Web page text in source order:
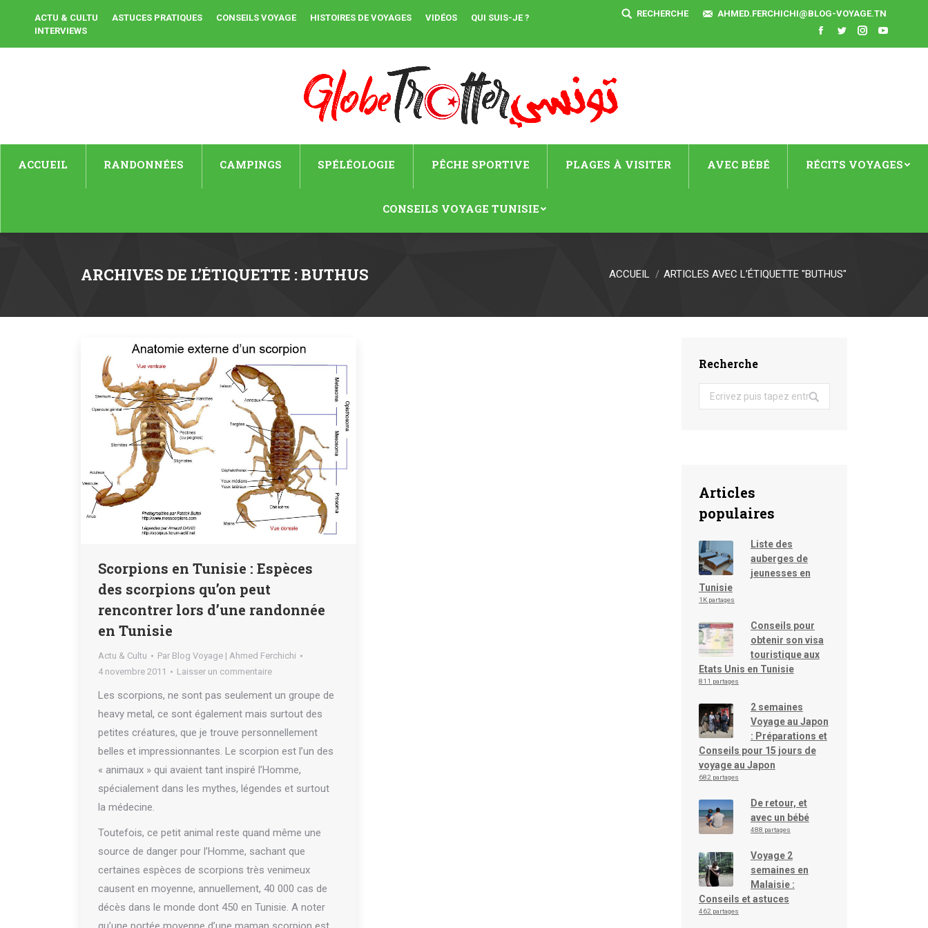
ACTU & CULTU ASTUCES PRATIQUES CONSEILS VOYAGE HISTOIRES DE VOYAGES VIDÉOS
QUI SUIS-JE ?
INTERVIEWS
SEARCH:
RECHERCHE AHMED.FERCHICHI@BLOG-VOYAGE.TN
Facebook
TwitterInstagram
ACCUEIL RANDONNÉES CAMPINGS SPÉLÉOLOGIE PÊCHE SPORTIVE PLAGES À VISITER AVEC BÉBÉ RÉCITS VOYAGES
CONSEILS VOYAGE TUNISIE
ARCHIVES DE L’ÉTIQUETTE :BUTHUS ACCUEIL ARTICLES AVEC L’ÉTIQUETTE "BUTHUS"
Scorpions en Tunisie : Espèces
des scorpions qu’on peut
rencontrer lors d’une randonnée
en Tunisie
Actu & Cultu Par Blog Voyage | Ahmed Ferchichi
4 novembre 2011
Laisser un commentaire
Les scorpions, ne sont pas seulement un groupe de
heavy metal, ce sont également mais surtout des
petites créatures, que je trouve personnellement
belles et impressionnantes. Le scorpion est l’un des
« animaux » qui avaient tant inspiré l’Homme,
spécialement dans les mythes, légendes et surtout
la médecine.
Toutefois, ce petit animal reste quand même une
source de danger pour l’Homme, sachant que
certaines espèces de scorpions très venimeux
causent en moyenne, annuellement, 40 000 cas de
décès dans le monde dont 450 en Tunisie. A noter
Recherche
Search:
Articles
populaires
Liste des
auberges de
jeunesses en
Tunisie
1K partages
Conseils pour
obtenir son visa
touristique aux
Etats Unis en Tunisie
811 partages
2 semaines
Voyage au Japon
: Préparations et
Conseils pour 15 jours de
voyage au Japon
682 partages
De retour, et
avec un bébé
488 partages
Voyage 2
semaines en
Malaisie :
Conseils et astuces
462 partages